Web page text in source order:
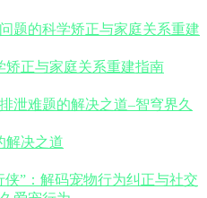
矫正与家庭关系重建指南
解决之道